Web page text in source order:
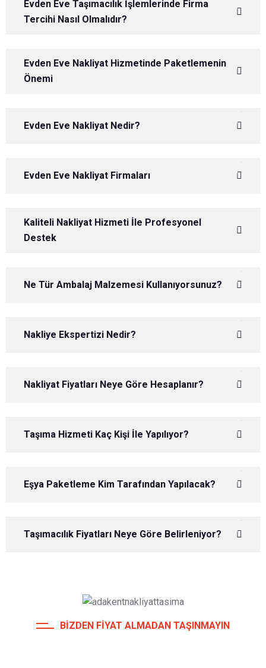
Evden Eve Taşımacılık İşlemlerinde Firma
Tercihi Nasıl Olmalıdır?
Evden Eve Nakliyat Hizmetinde Paketlemenin
Önemi
Evden Eve Nakliyat Nedir?
Evden Eve Nakliyat Firmaları
Kaliteli Nakliyat Hizmeti İle Profesyonel
Destek
Ne Tür Ambalaj Malzemesi Kullanıyorsunuz?
Nakliye Ekspertizi Nedir?
Nakliyat Fiyatları Neye Göre Hesaplanır?
Taşıma Hizmeti Kaç Kişi İle Yapılıyor?
Eşya Paketleme Kim Tarafından Yapılacak?
Taşımacılık Fiyatları Neye Göre Belirleniyor?
BIZDEN FIYAT ALMADAN TAŞINMAYIN